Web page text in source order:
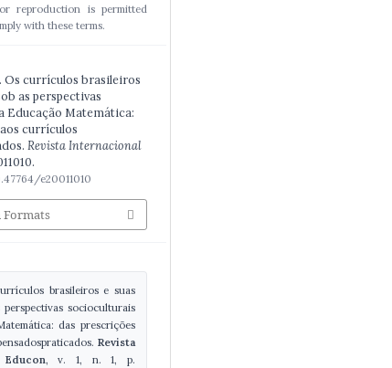
reproduction is permitted
with these terms.
Os currículos brasileiros
as perspectivas
Educação Matemática:
currículos
Revista Internacional
e20011010
brasileiros e suas
socioculturais
das prescrições
Revista
, v. 1, n. 1, p.